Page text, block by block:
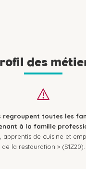
des
regroupent toutes les
à la famille
apprentis de cuisine et
de la restauration » (S1Z20).